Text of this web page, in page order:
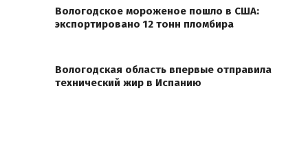
Вологодское мороженое пошло в США:
экспортировано 12 тонн пломбира
Вологодская область впервые отправила
технический жир в Испанию